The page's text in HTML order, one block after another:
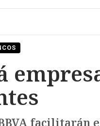
facilitarán